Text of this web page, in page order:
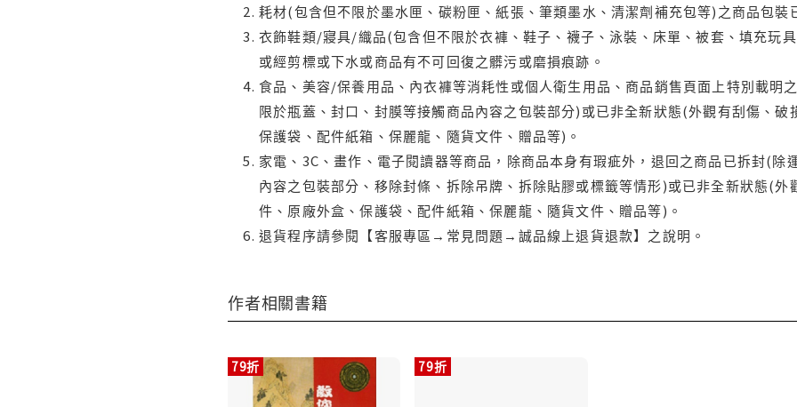
耗材(包含但不限於墨水匣、碳粉匣、紙張、筆類墨水、清潔劑補充包等)之商品包
衣飾鞋類/寢具/織品(包含但不限於衣褲、鞋子、襪子、泳裝、床單、被套、填充玩
或經剪標或下水或商品有不可回復之髒污或磨損痕跡。
食品、美容/保養用品、內衣褲等消耗性或個人衛生用品、商品銷售頁面上特別載明
限於瓶蓋、封口、封膜等接觸商品內容之包裝部分)或已非全新狀態(外觀有刮傷、
保護袋、配件紙箱、保麗龍、隨貨文件、贈品等)。
家電、3C、畫作、電子閱讀器等商品，除商品本身有瑕疵外，退回之商品已拆封(
內容之包裝部分、移除封條、拆除吊牌、拆除貼膠或標籤等情形)或已非全新狀態(
件、原廠外盒、保護袋、配件紙箱、保麗龍、隨貨文件、贈品等)。
退貨程序請參閱【客服專區→常見問題→誠品線上退貨退款】之說明。
作者相關書籍
79折 79折